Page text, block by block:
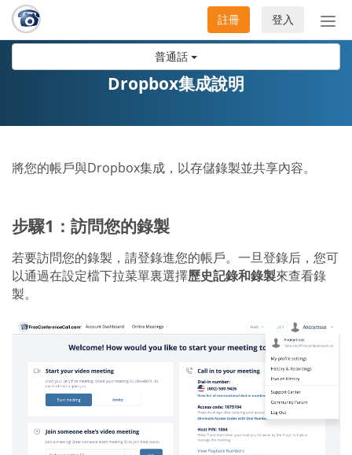
普通話
切
換
登入
註冊
Dropbox集成說明
將您的帳戶與Dropbox集成，以存儲錄製並共享內容。
步驟1：訪問您的錄製
若要訪問您的錄製，請登錄進您的帳戶。一旦登錄后，您可
以通過在設定檔下拉菜單裏選擇歷史記錄和錄製來查看錄
製。